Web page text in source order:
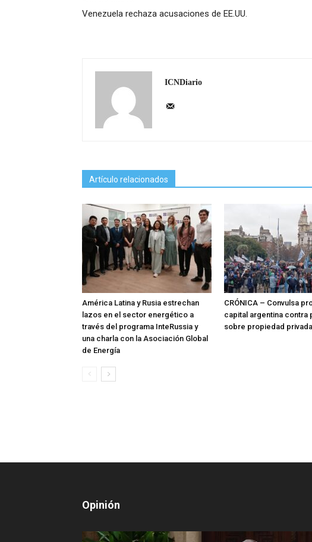
Venezuela rechaza acusaciones de EE.UU.
ICNDiario
Artículo relacionados
América Latina y Rusia estrechan
lazos en el sector energético a
través del programa InteRussia y
una charla con la Asociación Global
de Energía
CRÓNICA – Convulsa
capital argentina contra
sobre propiedad privada
Opinión